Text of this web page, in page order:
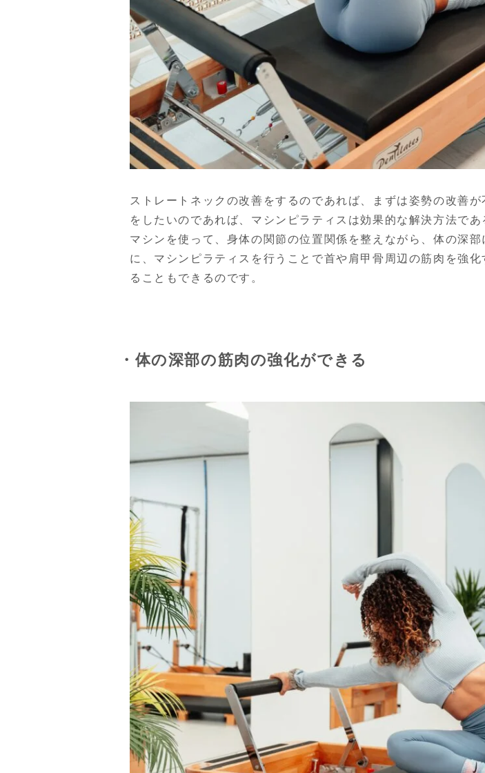
ストレートネックの改善をするのであれば、まずは姿勢の改善
をしたいのであれば、マシンピラティスは効果的な解決方法で
マシンを使って、身体の関節の位置関係を整えながら、体の深
に、マシンピラティスを行うことで首や肩甲骨周辺の筋肉を強
ることもできるのです。
・体の深部の筋肉の強化ができる